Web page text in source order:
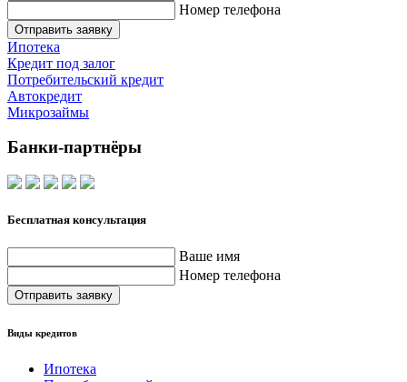
Номер телефона
Отправить заявку
Ипотека
Кредит под залог
Потребительский кредит
Автокредит
Микрозаймы
Банки-партнёры
Бесплатная консультация
Ваше имя
Номер телефона
Отправить заявку
Виды кредитов
Ипотека